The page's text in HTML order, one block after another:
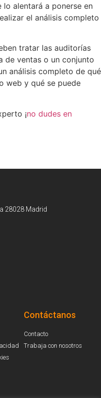
lo alentará a ponerse en
el análisis completo
tratar las auditorías
de ventas o un conjunto
análisis completo de qué
web y qué se puede
¡no dudes en
28028 Madrid
Contáctanos
Contacto
Trabaja con nosotros